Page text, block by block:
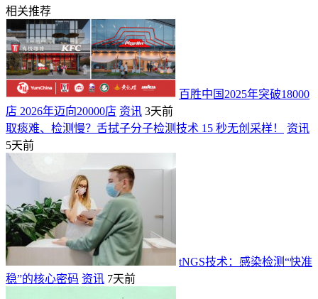
相关推荐
百胜中国2025年突破18000
店 2026年迈向20000店 资讯 3天前
取痰难、检测慢？舌拭子分子检测技术 15 秒无创采样！
资讯
5天前
tNGS技术：感染检测“快准
稳”的核心密码 资讯 7天前